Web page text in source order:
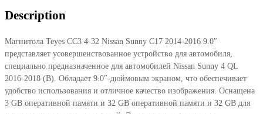
C17
2016
9.0"
quantity
Description
Магнитола Teyes CC3 4-32 Nissan Sunny C17 2014-2016 9.0″
представляет усовершенствованное устройство для автомобиля,
специально предназначенное для автомобилей Nissan Sunny 4 QL
2016-2018 (B). Обладает 9.0″-дюймовым экраном, что обеспечивает
удобство использования и отличное качество изображения. Оснащена
3 GB оперативной памяти и 32 GB оперативной памяти и 32 GB для